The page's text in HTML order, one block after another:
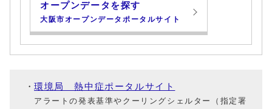
オープンデータを探す
大阪市オープンデータポータルサイト
環境局 熱中症ポータルサイト
アラートの発表基準やクーリングシェルター（指定署